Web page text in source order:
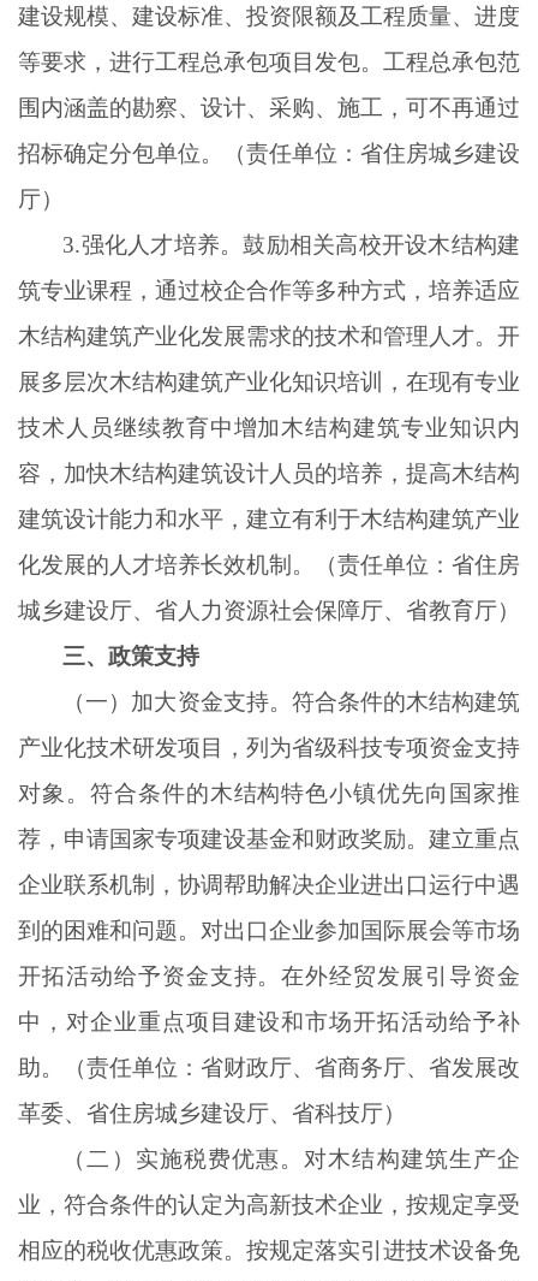
建设规模、建设标准、投资限额及工程质量、进度
等要求，进行工程总承包项目发包。工程总承包范
围内涵盖的勘察、设计、采购、施工，可不再通过
招标确定分包单位。（责任单位：省住房城乡建设
厅）
3.强化人才培养。鼓励相关高校开设木结构建
筑专业课程，通过校企合作等多种方式，培养适应
木结构建筑产业化发展需求的技术和管理人才。开
展多层次木结构建筑产业化知识培训，在现有专业
技术人员继续教育中增加木结构建筑专业知识内
容，加快木结构建筑设计人员的培养，提高木结构
建筑设计能力和水平，建立有利于木结构建筑产业
化发展的人才培养长效机制。（责任单位：省住房
城乡建设厅、省人力资源社会保障厅、省教育厅）
三、政策支持
（一）加大资金支持。符合条件的木结构建筑
产业化技术研发项目，列为省级科技专项资金支持
对象。符合条件的木结构特色小镇优先向国家推
荐，申请国家专项建设基金和财政奖励。建立重点
企业联系机制，协调帮助解决企业进出口运行中遇
到的困难和问题。对出口企业参加国际展会等市场
开拓活动给予资金支持。在外经贸发展引导资金
中，对企业重点项目建设和市场开拓活动给予补
助。（责任单位：省财政厅、省商务厅、省发展改
革委、省住房城乡建设厅、省科技厅）
（二）实施税费优惠。对木结构建筑生产企
业，符合条件的认定为高新技术企业，按规定享受
相应的税收优惠政策。按规定落实引进技术设备免